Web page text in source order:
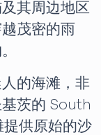
其周边地区
茂密的雨
的海滩，非
茨的 South
供原始的沙